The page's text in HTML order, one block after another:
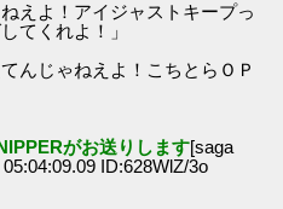
えよ！アイジャストキープっ
てくれよ！」
んじゃねえよ！こちとらＯＰ
がお送りします[saga
ID:628WlZ/3o